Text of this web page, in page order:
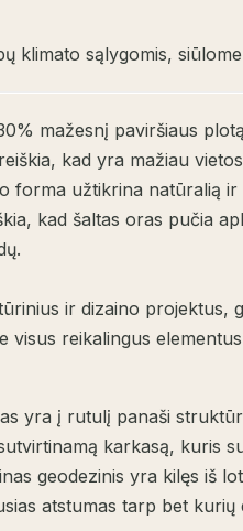
klimato sąlygomis,
mažesnį paviršiaus
kad yra mažiau
forma užtikrina natūralią
kad šaltas oras pučia
ir dizaino projektus,
visus reikalingus
yra į rutulį panaši
karkasą, kuris
geodezinis yra kilęs iš
atstumas tarp bet kurių